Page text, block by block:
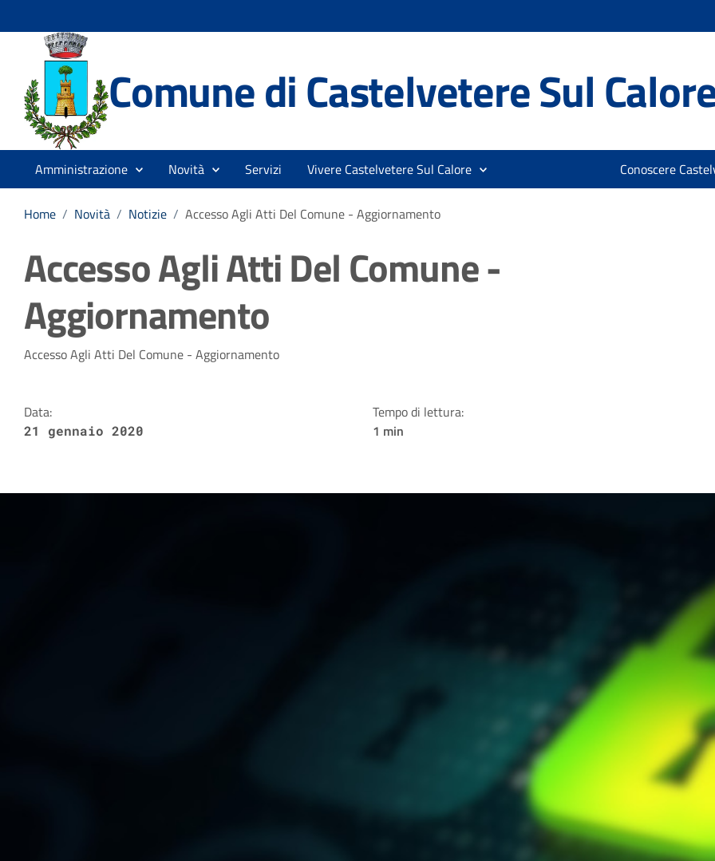
Comune di Castelvetere Sul
Amministrazione Novità Servizi Vivere Castelvetere Sul Calore Conoscere
Home / Novità / Notizie / Accesso Agli Atti Del Comune - Aggiornamento
Accesso Agli Atti Del Comune -
Aggiornamento
Dettagli della notizia
Accesso Agli Atti Del Comune - Aggiornamento
Data:
21 gennaio 2020
Tempo di lettura:
1 min